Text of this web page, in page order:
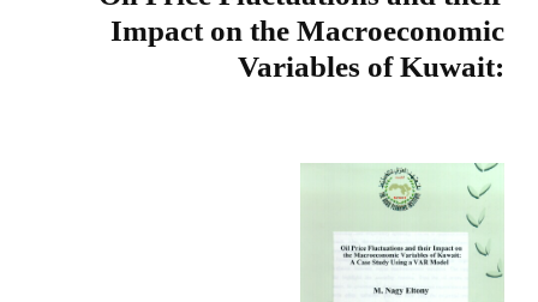
Impact on the Macroeconomic
Variables of Kuwait: